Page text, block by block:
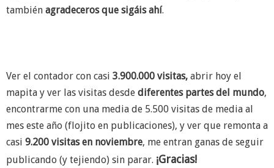
también agradeceros que sigáis ahí.
Ver el contador con casi 3.900.000 visitas, abrir hoy el
mapita y ver las visitas desde diferentes partes del mundo,
encontrarme con una media de 5.500 visitas de media al
mes este año (flojito en publicaciones), y ver que remonta a
casi 9.200 visitas en noviembre, me entran ganas de seguir
publicando (y tejiendo) sin parar. ¡Gracias!